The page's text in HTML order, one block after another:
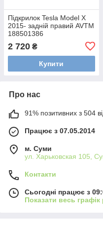
Підкрилок Tesla Model X
2015- задній правий AVTM
188501386
2 720 ₴
Купити
Про нас
91% позитивних з 504
Працює з 07.05.2014
м. Суми
ул. Харьковская 105,
Контакти
Сьогодні працює з
Показати весь графік